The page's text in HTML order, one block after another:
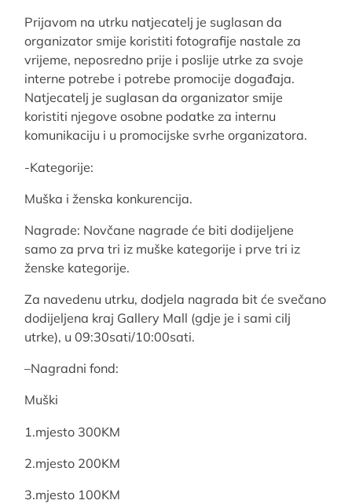
Prijavom na utrku natjecatelj je suglasan da
organizator smije koristiti fotografije nastale za
vrijeme, neposredno prije i poslije utrke za svoje
interne potrebe i potrebe promocije događaja.
Natjecatelj je suglasan da organizator smije
koristiti njegove osobne podatke za internu
komunikaciju i u promocijske svrhe organizatora.
-Kategorije:
Muška i ženska konkurencija.
Nagrade: Novčane nagrade će biti dodijeljene
samo za prva tri iz muške kategorije i prve tri iz
ženske kategorije.
Za navedenu utrku, dodjela nagrada bit će svečano
dodijeljena kraj Gallery Mall (gdje je i sami cilj
utrke), u 09:30sati/10:00sati.
–Nagradni fond:
Muški
1.mjesto 300KM
2.mjesto 200KM
3.mjesto 100KM